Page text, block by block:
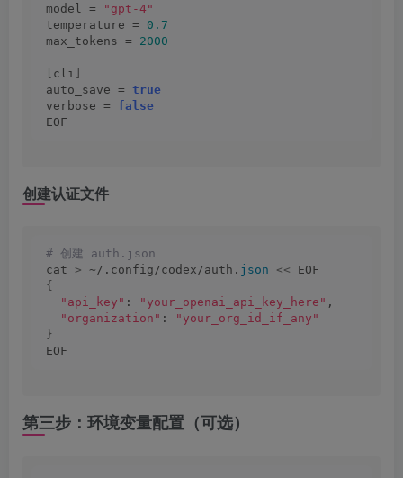
model =
"gpt-4"
temperature = 0.7
max_tokens = 2000
[ cli ]
auto_save = true
verbose = false
EOF
创建认证文件
# 创建 auth.json
cat > ~/.config/codex/auth. json << EOF
{
"api_key" : "your_openai_api_key_here" ,
"organization" :
"your_org_id_if_any"
}
EOF
第三步：环境变量配置（可选）